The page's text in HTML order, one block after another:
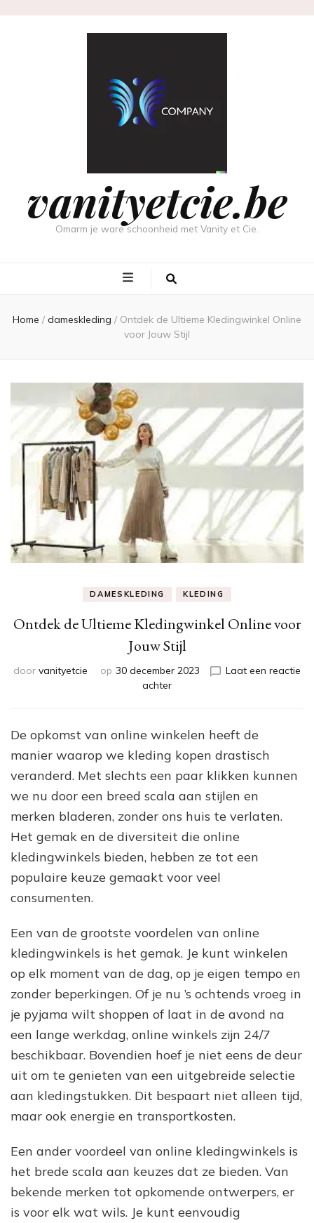
vanityetcie.be
Omarm je ware schoonheid met Vanity et Cie.
Home / dameskleding / Ontdek de Ultieme Kledingwinkel Online
voor Jouw Stijl
DAMESKLEDING KLEDING
Ontdek de Ultieme Kledingwinkel Online voor
Jouw Stijl
door vanityetcie op 30 december 2023
Laat een reactie
achterop
Ultieme
Kledingwinkel
Online
voor
Stijl
De opkomst van online winkelen heeft de
manier waarop we kleding kopen drastisch
veranderd. Met slechts een paar klikken kunnen
we nu door een breed scala aan stijlen en
merken bladeren, zonder ons huis te verlaten.
Het gemak en de diversiteit die online
kledingwinkels bieden, hebben ze tot een
populaire keuze gemaakt voor veel
consumenten.
Een van de grootste voordelen van online
kledingwinkels is het gemak. Je kunt winkelen
op elk moment van de dag, op je eigen tempo en
zonder beperkingen. Of je nu ’s ochtends vroeg in
je pyjama wilt shoppen of laat in de avond na
een lange werkdag, online winkels zijn 24/7
beschikbaar. Bovendien hoef je niet eens de deur
uit om te genieten van een uitgebreide selectie
aan kledingstukken. Dit bespaart niet alleen tijd,
maar ook energie en transportkosten.
Een ander voordeel van online kledingwinkels is
het brede scala aan keuzes dat ze bieden. Van
bekende merken tot opkomende ontwerpers, er
is voor elk wat wils. Je kunt eenvoudig